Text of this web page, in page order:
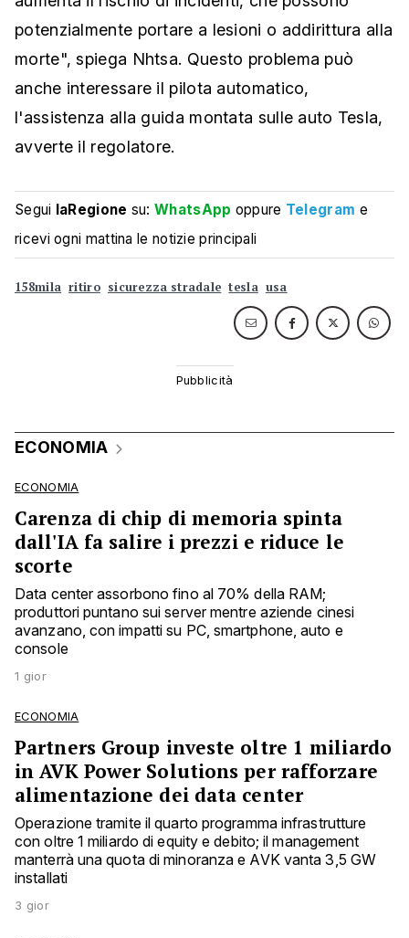
potenzialmente portare a lesioni o addirittura alla
morte", spiega Nhtsa. Questo problema può
anche interessare il pilota automatico,
l'assistenza alla guida montata sulle auto Tesla,
avverte il regolatore.
Segui laRegione su:WhatsApp oppure Telegram e
ricevi ogni mattina le notizie principali
158mila ritiro sicurezza stradale tesla usa
ECONOMIA
ECONOMIA
Carenza di chip di memoria spinta
dall'IA fa salire i prezzi e riduce le
scorte
Data center assorbono fino al 70% della RAM;
produttori puntano sui server mentre aziende cinesi
avanzano, con impatti su PC, smartphone, auto e
console
1 gior
ECONOMIA
Partners Group investe oltre 1 miliardo
in AVK Power Solutions per rafforzare
alimentazione dei data center
Operazione tramite il quarto programma infrastrutture
con oltre 1 miliardo di equity e debito; il management
manterrà una quota di minoranza e AVK vanta 3,5 GW
installati
3 gior